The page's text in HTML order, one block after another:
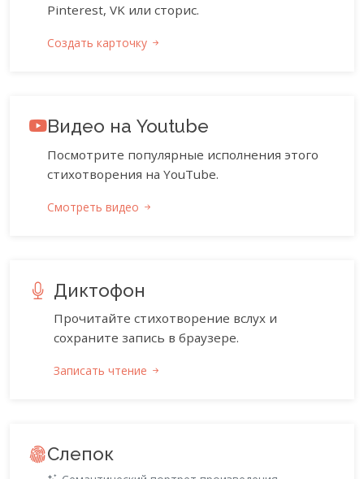
Pinterest, VK или сторис.
Создать карточку
Видео на Youtube
Посмотрите популярные исполнения этого
стихотворения на YouTube.
Смотреть видео
Диктофон
Прочитайте стихотворение вслух и
сохраните запись в браузере.
Записать чтение
Слепок